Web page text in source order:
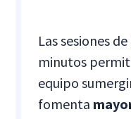
Las sesiones
minutos
equipo
fomenta